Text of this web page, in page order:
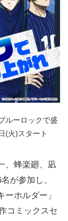
ルーロックで盛
(火)スタート
、蜂楽廻、凪
が参加し、
ーホルダー」
コミックスセ